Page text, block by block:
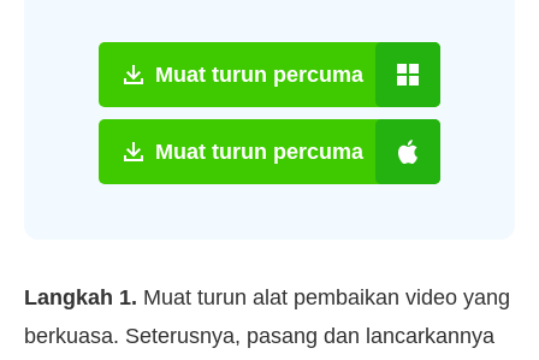
Muat turun percuma
Muat turun percuma
Langkah 1. Muat turun alat pembaikan video yang
berkuasa. Seterusnya, pasang dan lancarkannya